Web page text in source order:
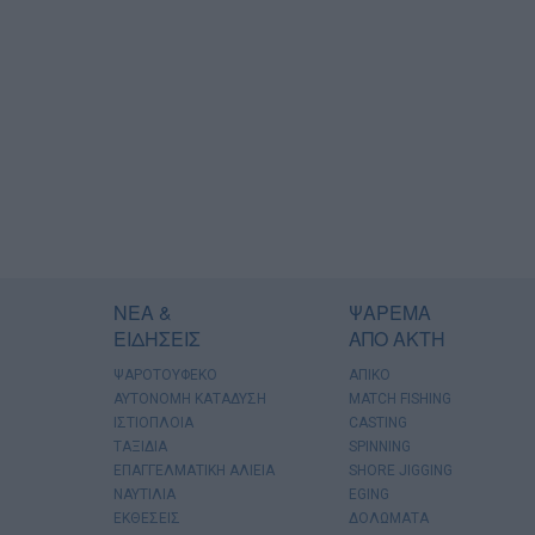
ΝΕΑ &
ΕΙΔΗΣΕΙΣ
ΨΑΡΟΤΟΥΦΕΚΟ
ΑΥΤΟΝΟΜΗ ΚΑΤΑΔΥΣΗ
ΙΣΤΙΟΠΛΟΙΑ
ΤΑΞΙΔΙΑ
ΕΠΑΓΓΕΛΜΑΤΙΚΗ ΑΛΙΕΙΑ
ΝΑΥΤΙΛΙΑ
ΕΚΘΕΣΕΙΣ
ΨΑΡΕΜΑ
ΑΠΟ ΑΚΤΗ
ΑΠΙΚΟ
MATCH FISHING
CASTING
SPINNING
SHORE JIGGING
EGING
ΔΟΛΩΜΑΤΑ